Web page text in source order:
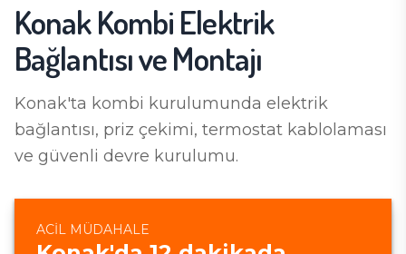
KonakKombi Elektrik
Bağlantısı ve Montajı
Konak'ta kombi kurulumunda elektrik
bağlantısı, priz çekimi, termostat kablolaması
ve güvenli devre kurulumu.
ACIL MÜDAHALE